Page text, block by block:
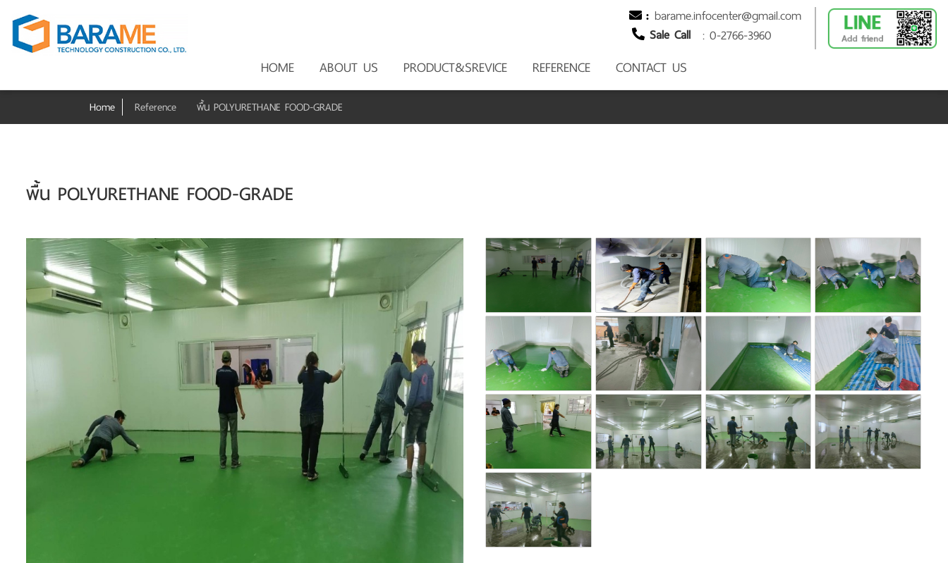
: barame.infocenter@gmail.com
Sale Call : 0-2766-3960
HOME ABOUT US PRODUCT&SREVICE REFERENCE CONTACT US
Home Reference พื้น POLYURETHANE FOOD-GRADE
พื้น POLYURETHANE FOOD-GRADE